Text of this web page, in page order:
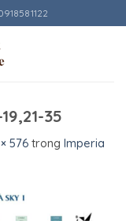
35
576 trong Imperia